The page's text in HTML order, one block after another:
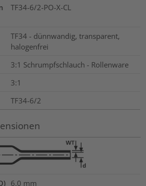
TF34-6/2-PO-X-CL
TF34 - dünnwandig, transparent,
halogenfrei
3:1 Schrumpfschlauch - Rollenware
3:1
TF34-6/2
6.0 mm